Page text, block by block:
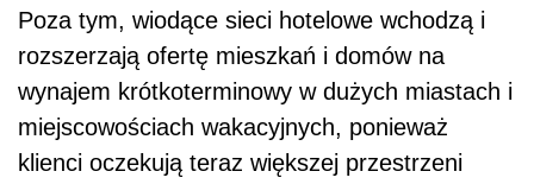
Poza tym, wiodące sieci hotelowe wchodzą i
rozszerzają ofertę mieszkań i domów na
wynajem krótkoterminowy w dużych miastach i
miejscowościach wakacyjnych, ponieważ
klienci oczekują teraz większej przestrzeni